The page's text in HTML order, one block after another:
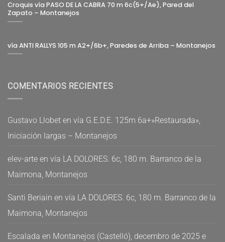
Croquis vía PASO DE LA CABRA 70 m 6c(5+/Ae), Pared del
Zapato – Montanejos
vía ANTI RALLYS 105 m A2+/6b+, Paredes de Arriba – Montanejos
COMENTARIOS RECIENTES
Gustavo Llobet en vía G.E.D.E. 125m 6a+»Restaurada»,
Iniciación largas – Montanejos
elev-arte en vía LA DOLORES. 6c, 180 m. Barranco de la
Maimona, Montanejos
Santi Beriain en vía LA DOLORES. 6c, 180 m. Barranco de la
Maimona, Montanejos
Escalada en Montanejos (Castelló), decembro de 2025 e